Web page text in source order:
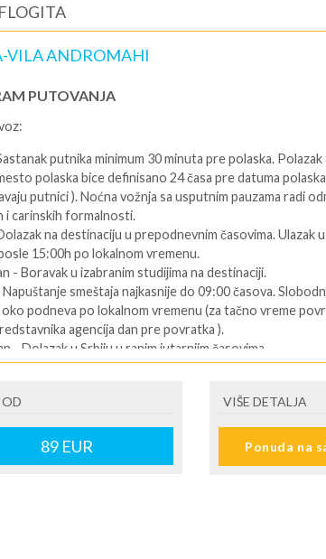
VILA ANDROMAHI
PUTOVANJA
putnika minimum 30 minuta pre polaska.
polaska bice definisano 24 časa pre datuma
putnici ). Noćna vožnja sa usputnim pauzama radi
i carinskih formalnosti.
na destinaciju u prepodnevnim časovima. Ulazak
15:00h po lokalnom vremenu.
- Boravak u izabranim studijima na destinaciji.
Napuštanje smeštaja najkasnije do 09:00 časova.
oko podneva po lokalnom vremenu (za tačno vreme
agencija dan pre povratka ).
- Dolazak u Srbiju u ranim jutarnjim časovima.
se nalazi na vuceru koji se preuzima u agenciji
o smestaju ( broj sobe, spratnost ). Ulaz u
časova u određeni tip smeštaja prema uplaćenoj
89EUR
VIŠE DETALJA
Ponuda na